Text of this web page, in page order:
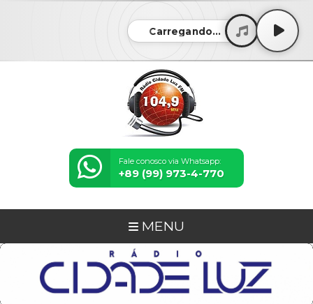
Carregando...
Fale conosco via Whatsapp:
+89 (99) 973-4-770
MENU